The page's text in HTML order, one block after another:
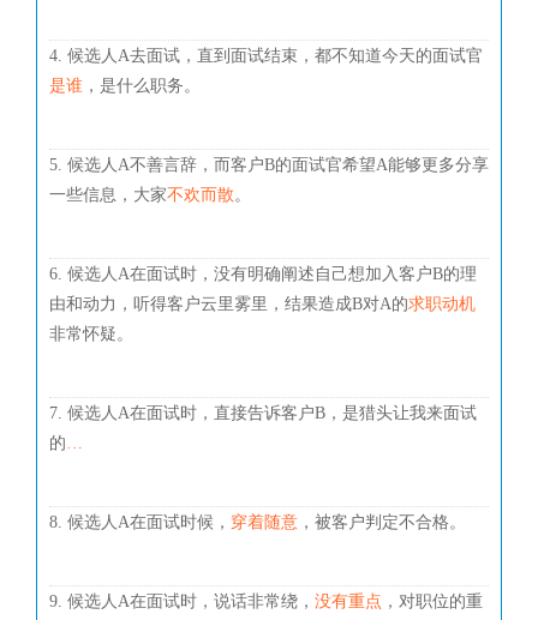
4. 候选人A去面试，直到面试结束，都不知道今天的面试官
是谁 ，是什么职务。
5. 候选人A不善言辞，而客户B的面试官希望A能够更多分享
一些信息，大家不欢而散。
6. 候选人A在面试时，没有明确阐述自己想加入客户B的理
由和动力，听得客户云里雾里，结果造成B对A的求职动机
非常怀疑。
7. 候选人A在面试时，直接告诉客户B，是猎头让我来面试
的…
8. 候选人A在面试时候， 穿着随意 ，被客户判定不合格。
9. 候选人A在面试时，说话非常绕， 没有重点 ，对职位的重